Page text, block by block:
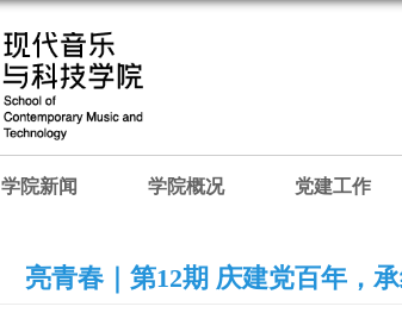
学院新闻 学院概况 党建工作
亮青春｜第12期 庆建党百年，